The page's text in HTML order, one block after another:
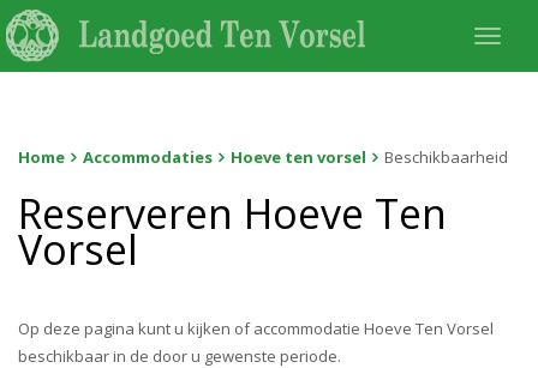
Home Accommodaties Hoeve ten vorsel Beschikbaarheid
Reserveren Hoeve Ten
Vorsel
Op deze pagina kunt u kijken of accommodatie Hoeve Ten Vorsel
beschikbaar in de door u gewenste periode.